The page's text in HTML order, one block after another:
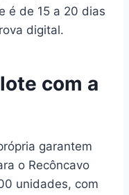
é de 15 a 20 dias
digital.
com a
garantem
o Recôncavo
unidades, com